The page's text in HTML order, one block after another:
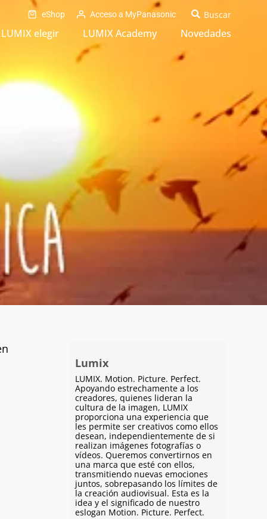
eShop Acceso a MyPanasonic
elegir LUMIX Academy Novedades
Lumix
LUMIX. Motion. Picture. Perfect.
Apoyando estrechamente a los
creadores, quienes lideran la
cultura de la imagen, LUMIX
proporciona una experiencia que
les permite ser creativos como ellos
desean, independientemente de si
realizan imágenes fotografías o
vídeos. Queremos convertirnos en
una marca que esté con ellos,
transmitiendo nuevas emociones
juntos, sobrepasando los límites de
la creación audiovisual. Esta es la
idea y el significado de nuestro
eslogan Motion. Picture. Perfect.